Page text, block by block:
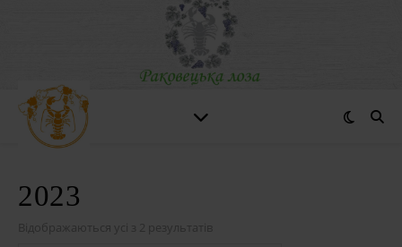
2023
Відображаються усі з 2 результатів